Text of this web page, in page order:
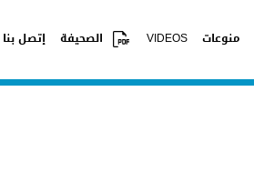
منوعات VIDEOS الصحيفة إتصل بنا